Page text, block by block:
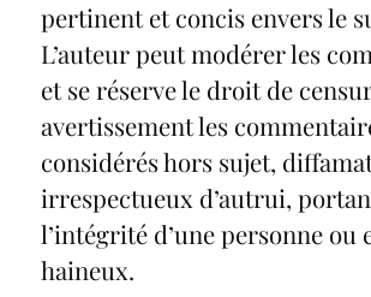
pertinent et concis envers le
L’auteur peut modérer les
et se réserve le droit de
avertissement les
considérés hors sujet,
irrespectueux d’autrui,
l’intégrité d’une personne ou
haineux.